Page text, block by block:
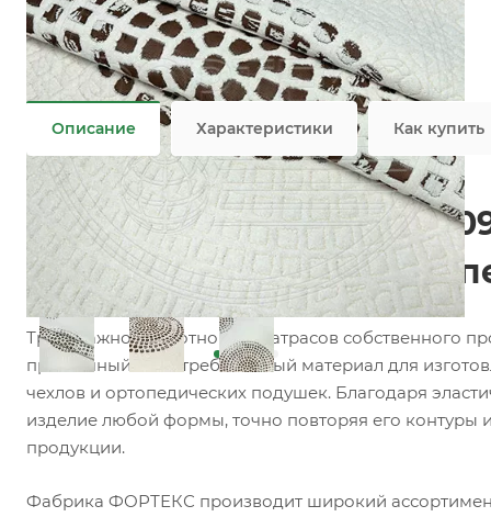
Состав— 19% COT/81% PES
Плотность— 400 гр/м2
Все характеристики
Описание Характеристики Как купить
Матрасный трикотаж
ткань для матрасов,
Трикотажное полотно для матрасов собственного
практичный и востребованный материал для
чехлов и ортопедических подушек. Благодаря
изделие любой формы, точно повторяя его контуры
продукции.
Фабрика ФОРТЕКС производит широкий